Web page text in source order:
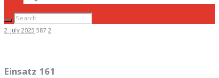
2. July 2025 587 2
Einsatz 161